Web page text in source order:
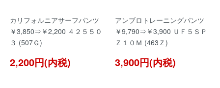
カリフォルニアサーフパンツ
￥3,850⇒￥2,200 ４２５５０
３ (507Ｇ)
2,200円(内税)
アンブロトレーニングパンツ
￥9,790⇒￥3,900 ＵＦ５ＳＰ
Ｚ１０Ｍ (463Ｚ)
3,900円(内税)